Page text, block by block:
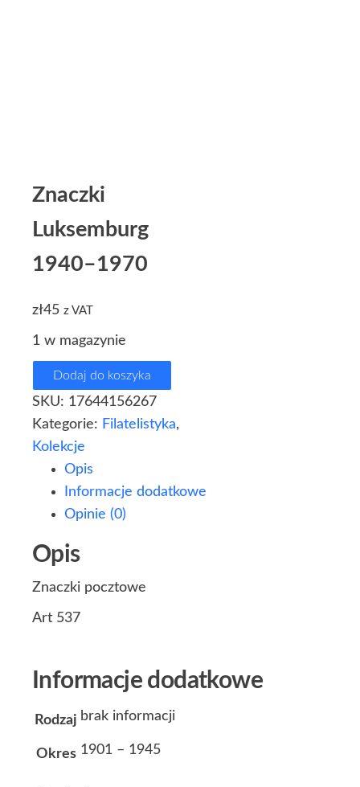
Znaczki
Luksemburg
1940–1970
zł45 z VAT
1 w magazynie
Dodaj do koszyka
SKU: 17644156267
Kategorie: Filatelistyka,
Kolekcje
Opis
Informacje dodatkowe
Opinie (0)
Opis
Znaczki pocztowe
Art 537
Informacje dodatkowe
Rodzaj brak informacji
Okres 1901 – 1945